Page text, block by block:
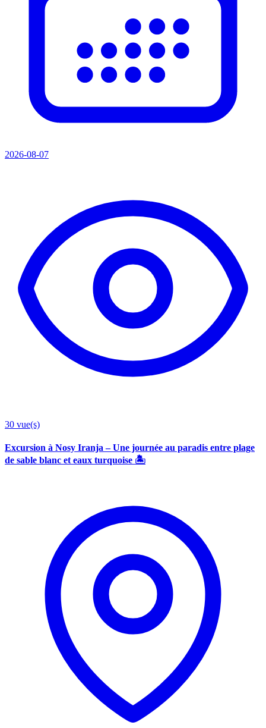
2026-08-07
30 vue(s)
Excursion à Nosy Iranja – Une journée au paradis entre plage
de sable blanc et eaux turquoise 🏝️